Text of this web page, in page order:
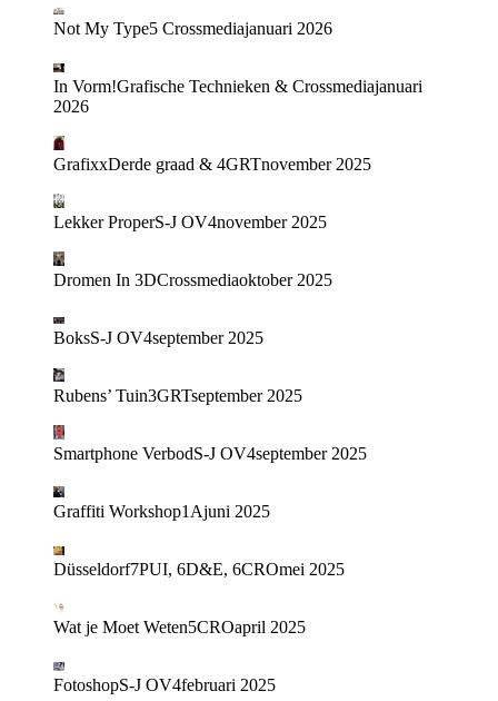
Not My Type5 Crossmediajanuari 2026
In Vorm!Grafische Technieken & Crossmediajanuari
2026
GrafixxDerde graad & 4GRTnovember 2025
Lekker ProperS-J OV4november 2025
Dromen In 3DCrossmediaoktober 2025
BoksS-J OV4september 2025
Rubens’ Tuin3GRTseptember 2025
Smartphone VerbodS-J OV4september 2025
Graffiti Workshop1Ajuni 2025
Düsseldorf7PUI, 6D&E, 6CROmei 2025
Wat je Moet Weten5CROapril 2025
FotoshopS-J OV4februari 2025